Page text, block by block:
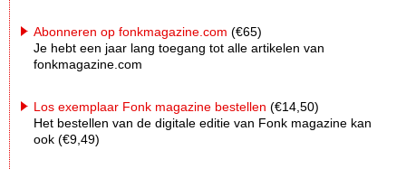
Abonneren op fonkmagazine.com (€65)
Je hebt een jaar lang toegang tot alle artikelen van
fonkmagazine.com
Los exemplaar Fonk magazine bestellen (€14,50)
Het bestellen van de digitale editie van Fonk magazine kan
ook (€9,49)